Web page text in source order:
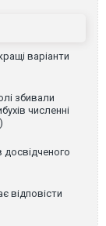
варіанти
збивали
численні
відповісти